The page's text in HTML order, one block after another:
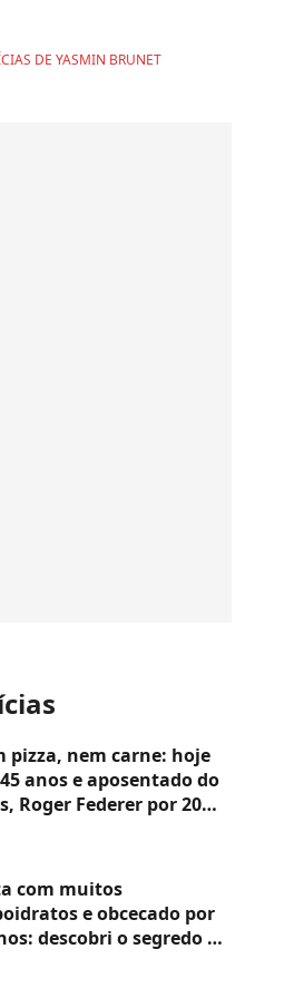
DE YASMIN BRUNET
pizza, nem carne: hoje
anos e aposentado do
Roger Federer por 20
repetiu o mesmo hábito
com muitos
e obcecado por
descobri o segredo do
definido de Shawn